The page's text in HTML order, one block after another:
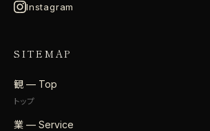
Instagram
SITEMAP
観 — Top
トップ
業 — Service